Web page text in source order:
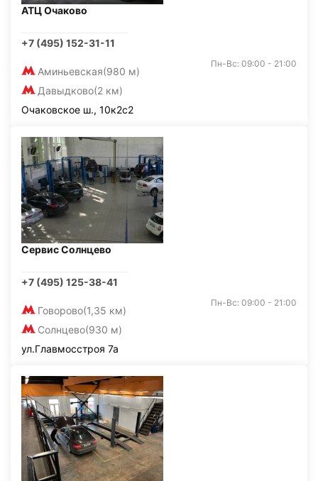
АТЦ Очаково
+7 (495) 152-31-11
Аминьевская(980 м)
Давыдково(2 км)
Пн-Вс: 09:00 - 21:00
Очаковское ш., 10к2с2
Сервис Солнцево
+7 (495) 125-38-41
Говорово(1,35 км)
Солнцево(930 м)
Пн-Вс: 09:00 - 21:00
ул.Главмосстроя 7а